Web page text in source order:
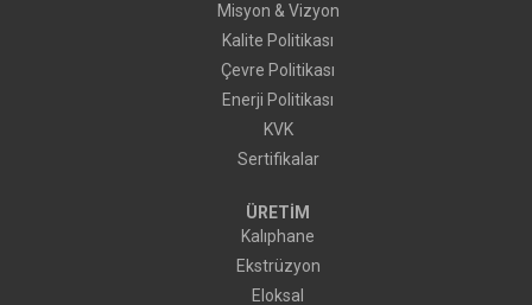
Misyon & Vizyon
Kalite Politikası
Çevre Politikası
Enerji Politikası
KVK
Sertifikalar
ÜRETİM
Kalıphane
Ekstrüzyon
Eloksal